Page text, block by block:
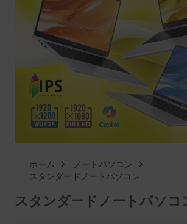
ホーム
ノートパソコン
スタンダードノートパソコン
スタンダードノートパソコ